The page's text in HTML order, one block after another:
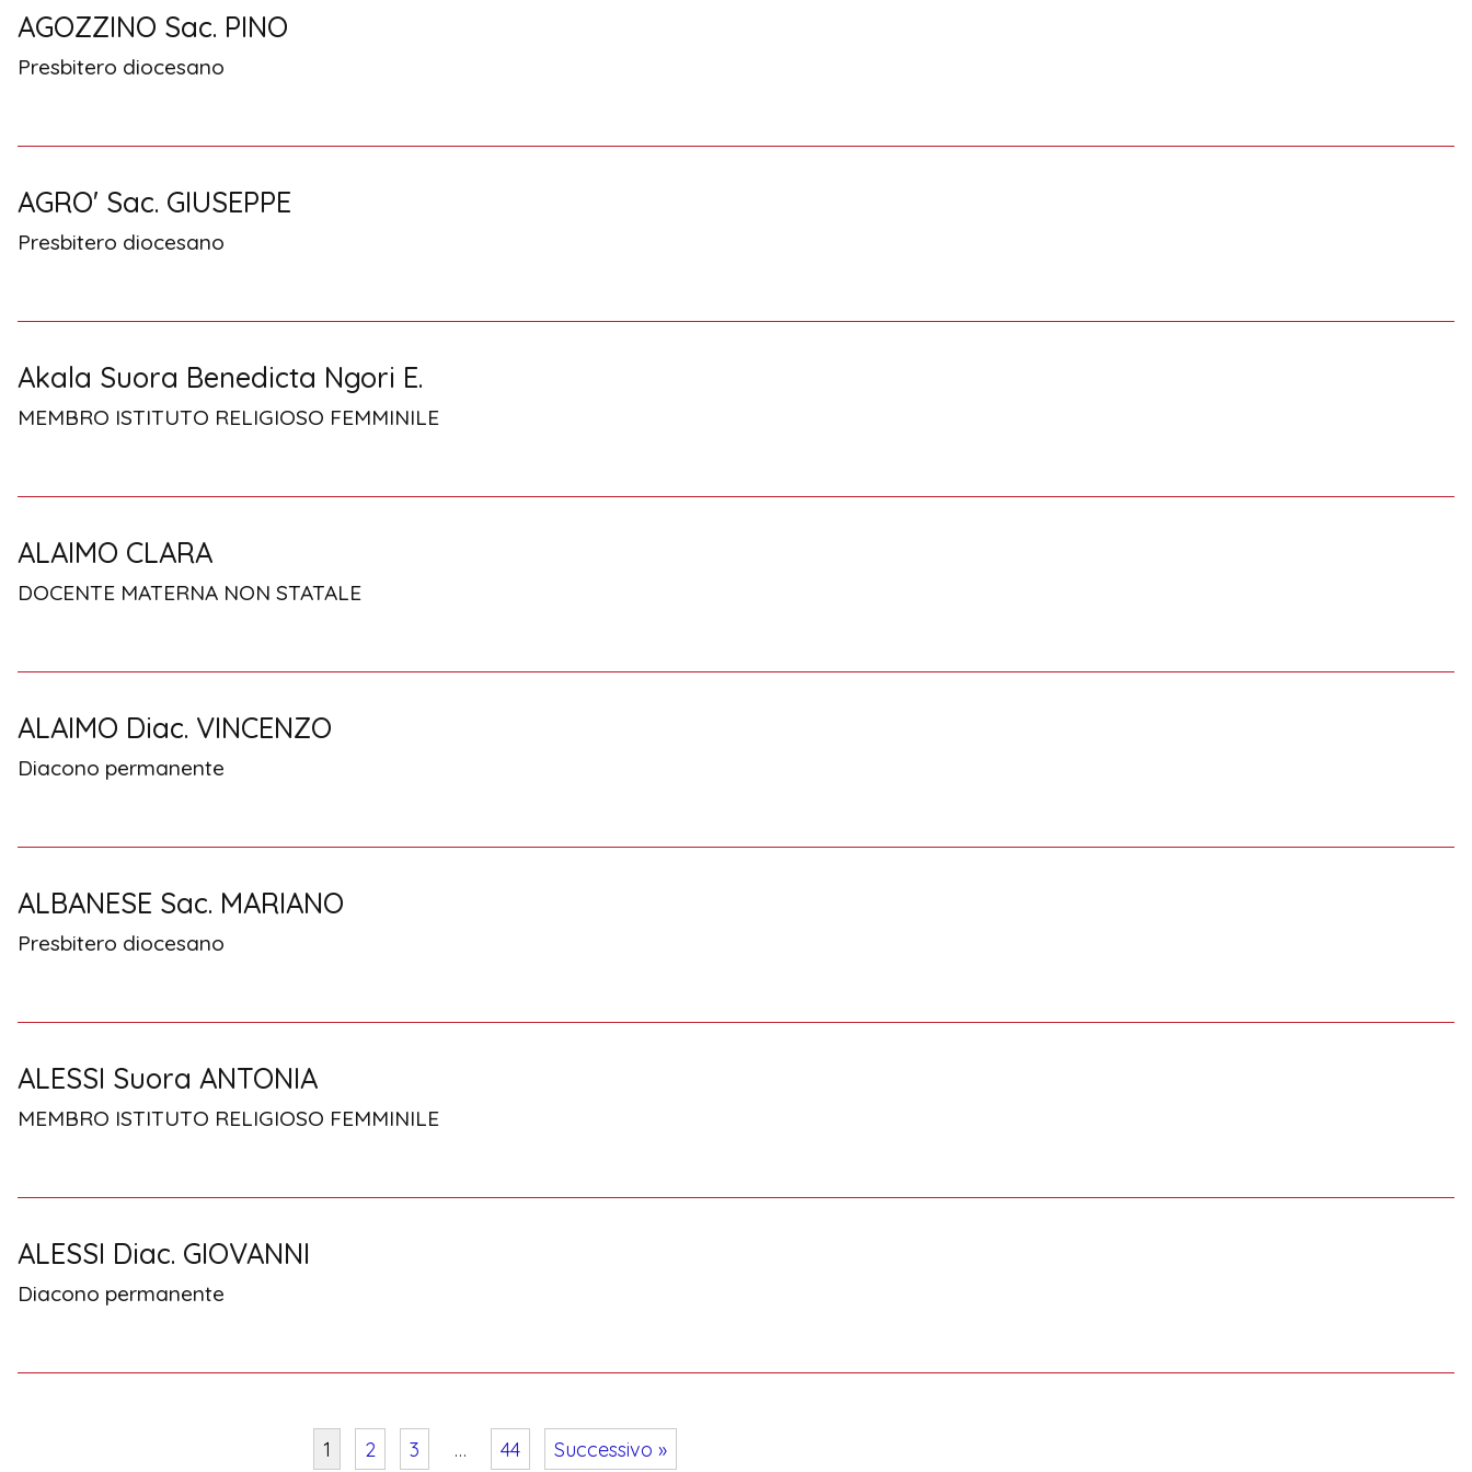
AGOZZINO Sac. PINO
Presbitero diocesano
AGRO' Sac. GIUSEPPE
Presbitero diocesano
Akala Suora Benedicta Ngori E.
MEMBRO ISTITUTO RELIGIOSO FEMMINILE
ALAIMO CLARA
DOCENTE MATERNA NON STATALE
ALAIMO Diac. VINCENZO
Diacono permanente
ALBANESE Sac. MARIANO
Presbitero diocesano
ALESSI Suora ANTONIA
MEMBRO ISTITUTO RELIGIOSO FEMMINILE
ALESSI Diac. GIOVANNI
Diacono permanente
1 2 3 … 44 Successivo »